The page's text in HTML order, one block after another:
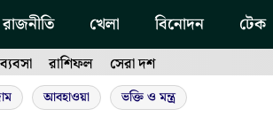
রাজনীতি খেলা বিনোদন টেক
ব্যবসা রাশিফল সেরা দশ
আবহাওয়া ভক্তি ও মন্ত্র